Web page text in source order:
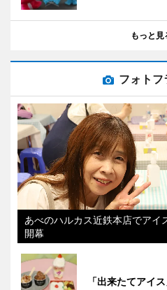
もっと見
フォトフ
あべのハルカス近鉄本店でアイ
開幕
「出来たてアイ